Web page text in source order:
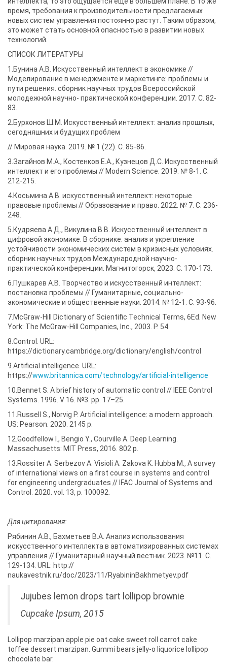
время, требования к производительности предлагаемых
новых систем управления постоянно растут. Таким образом,
это может стать основной опасностью в развитии новых
технологий.
СПИСОК ЛИТЕРАТУРЫ
1.Бунина А.В. Искусственный интеллект в экономике //
Моделирование в менеджменте и маркетинге: проблемы и
пути решения. сборник научных трудов Всероссийской
молодежной научно- практической конференции. 2017. С. 82-
83.
2.Бурхонов Ш.М. Искусственный интеллект: анализ прошлых,
сегодняшних и будущих проблем
// Мировая наука. 2019. № 1 (22). С. 85-86.
3.Загайнов М.А., Костенков Е.А., Кузнецов Д.С. Искусственный
интеллект и его проблемы // Modern Science. 2019. № 8-1. С.
212-215.
4.Косьмина А.В. искусственный интеллект: некоторые
правовые проблемы // Образование и право. 2022. № 7. С. 236-
248.
5.Кудряева А.Д., Викулина В.В. Искусственный интеллект в
цифровой экономике. В сборнике: анализ и укрепление
устойчивости экономических систем в кризисных условиях.
сборник научных трудов Международной научно-
практической конференции. Магнитогорск, 2023. С. 170-173.
6.Пушкарев А.В. Творчество и искусственный интеллект:
постановка проблемы // Гуманитарные, социально-
экономические и общественные науки. 2014. № 12-1. С. 93-96.
7.McGraw-Hill Dictionary of Scientific Technical Terms, 6Ed. New
York: The McGraw-Hill Companies, Inc., 2003. P. 54.
8.Control. URL:
https://dictionary.cambridge.org/dictionary/english/control
9.Artificial intelligence. URL:
https://www.britannica.com/technology/artificial-intelligence
10.Bennet S. A brief history of automatic control // IEEE Control
Systems. 1996. V 16. №3. pp. 17–25.
11.Russell S., Norvig P. Artificial intelligence: a modern approach.
US: Pearson. 2020. 2145 p.
12.Goodfellow I., Bengio Y., Courville A. Deep Learning.
Massachusetts: MIT Press, 2016. 802 p.
13.Rossiter A. Serbezov A. Visioli A. Zakova K. Hubba M., A survey
of international views on a first course in systems and control
for engineering undergraduates // IFAC Journal of Systems and
Control. 2020. vol. 13, p. 100092.
Для цитирования:
Рябинин А.В., Бахметьев В.А. Анализ использования
искусственного интеллекта в автоматизированных системах
управления // Гуманитарный научный вестник. 2023. №11. С.
129-134. URL: http://
naukavestnik.ru/doc/2023/11/RyabininBakhmetyev.pdf
Jujubes lemon drops tart lollipop brownie
Cupcake Ipsum, 2015
Lollipop marzipan apple pie oat cake sweet roll carrot cake
toffee dessert marzipan. Gummi bears jelly-o liquorice lollipop
chocolate bar.